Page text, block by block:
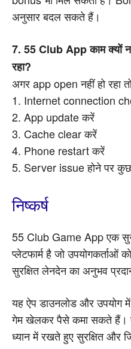
अनुसार बदल सकते हैं।
7. 55 Club App काम क्यों
रहा?
अगर app open नहीं हो रहा
1. Internet connection
2. App update करें
3. Cache clear करें
4. Phone restart करें
5. Server issue होने पर
निष्कर्ष
55 Club Game App एक
प्लेटफार्म है जो उपयोगकर्ताओं
सुरक्षित लेनदेन का अनुभव
यह ऐप डाउनलोड और
गेम खेलकर पैसे कमा सकते हैं।
ध्यान में रखते हुए सुरक्षित और